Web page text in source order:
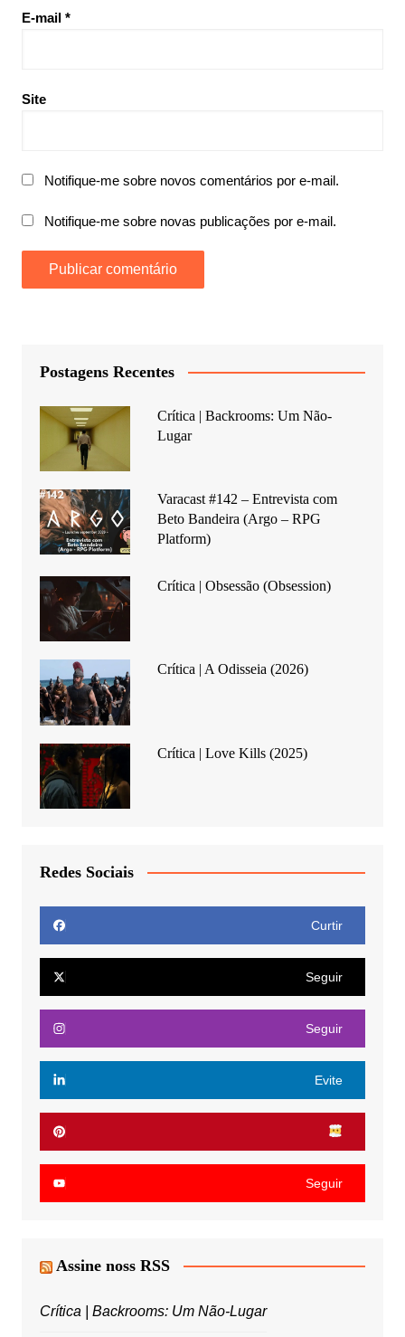
E-mail *
Site
Notifique-me sobre novos comentários por e-mail.
Notifique-me sobre novas publicações por e-mail.
Postagens Recentes
Crítica | Backrooms: Um Não-
Lugar
Varacast #142 – Entrevista com
Beto Bandeira (Argo – RPG
Platform)
Crítica | Obsessão (Obsession)
Crítica | A Odisseia (2026)
Crítica | Love Kills (2025)
Redes Sociais
Curtir
Seguir
Seguir
Evite
Seguir
Assine noss RSS
Crítica | Backrooms: Um Não-Lugar